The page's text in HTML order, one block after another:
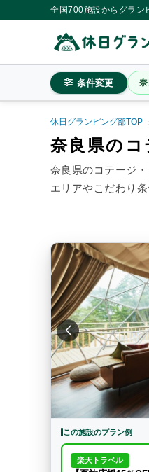
全国700施設からグラン
条件変更
休日グランピング部TOP
奈良県の
奈良県のコテージ
エリアやこだわり
この施設のプラン例
楽天トラベル